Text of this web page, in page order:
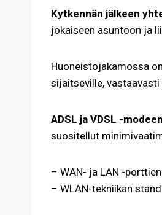
Kytkennän jälkeen
jokaiseen asuntoon ja
Huoneistojakamossa on
sijaitseville,
ADSL ja VDSL -
suositellut
– WAN- ja LAN -
– WLAN-tekniikan